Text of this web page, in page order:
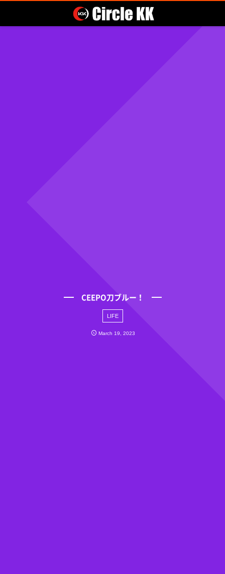
CEEPO刀ブルー！
LIFE
March 19, 2023